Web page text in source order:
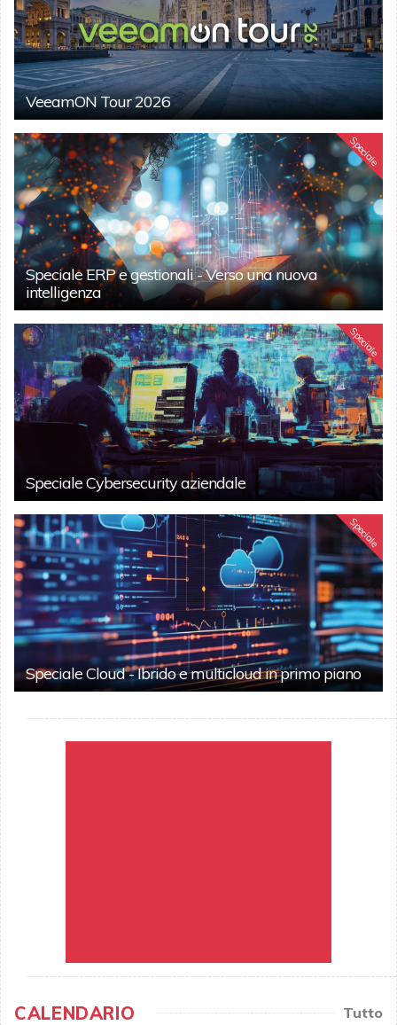
VeeamON Tour 2026
Speciale
Speciale ERP e gestionali - Verso una nuova
intelligenza
Speciale
Speciale Cybersecurity aziendale
Speciale
Speciale Cloud - Ibrido e multicloud in primo piano
CALENDARIO Tutto